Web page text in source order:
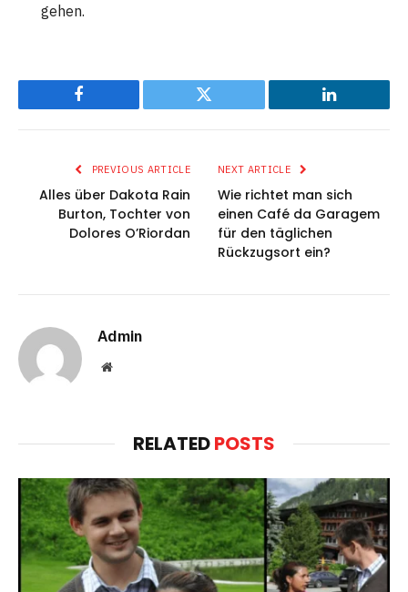
gehen.
Facebook Twitter LinkedIn
PREVIOUS ARTICLE
Alles über Dakota Rain
Burton, Tochter von
Dolores O’Riordan
NEXT ARTICLE
Wie richtet man sich
einen Café da Garagem
für den täglichen
Rückzugsort ein?
Admin
Website
RELATEDPOSTS